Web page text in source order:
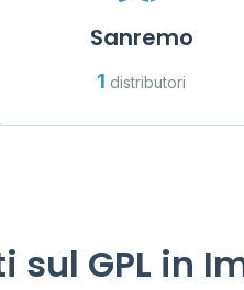
Sanremo
1 distributori
GPL in